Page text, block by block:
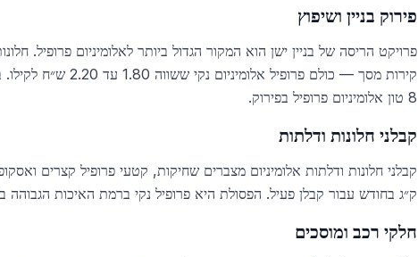
פירוק בניין ושיפוץ
פרויקט הריסה של בניין ישן הוא המקור הגדול ביותר לאלומיניום פרופיל.
8 טון אלומיניום פרופיל בפירוק.
קבלני חלונות ודלתות
ק״ג בחודש עבור קבלן פעיל. הפסולת היא פרופיל נקי ברמת האיכות הגבוהה ביותר
חלקי רכב ומוסכים